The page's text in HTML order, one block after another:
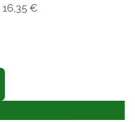
16,35 €